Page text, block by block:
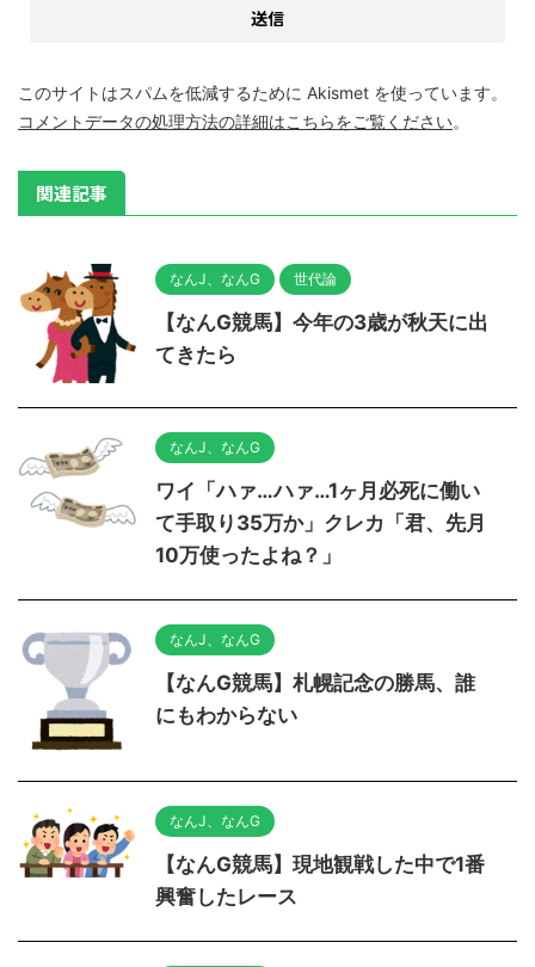
このサイトはスパムを低減するために Akismet を使っています。
コメントデータの処理方法の詳細はこちらをご覧ください。
関連記事
なんJ、なんG 世代論
【なんG競馬】今年の3歳が秋天に出
てきたら
なんJ、なんG
ワイ「ハァ…ハァ…1ヶ月必死に働い
て手取り35万か」クレカ「君、先月
10万使ったよね？」
なんJ、なんG
【なんG競馬】札幌記念の勝馬、誰
にもわからない
なんJ、なんG
【なんG競馬】現地観戦した中で1番
興奮したレース